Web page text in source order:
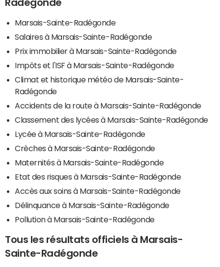
Radégonde
Marsais-Sainte-Radégonde
Salaires à Marsais-Sainte-Radégonde
Prix immobilier à Marsais-Sainte-Radégonde
Impôts et l'ISF à Marsais-Sainte-Radégonde
Climat et historique météo de Marsais-Sainte-
Radégonde
Accidents de la route à Marsais-Sainte-Radégonde
Classement des lycées à Marsais-Sainte-Radégonde
Lycée à Marsais-Sainte-Radégonde
Crèches à Marsais-Sainte-Radégonde
Maternités à Marsais-Sainte-Radégonde
Etat des risques à Marsais-Sainte-Radégonde
Accès aux soins à Marsais-Sainte-Radégonde
Délinquance à Marsais-Sainte-Radégonde
Pollution à Marsais-Sainte-Radégonde
Tous les résultats officiels à Marsais-
Sainte-Radégonde